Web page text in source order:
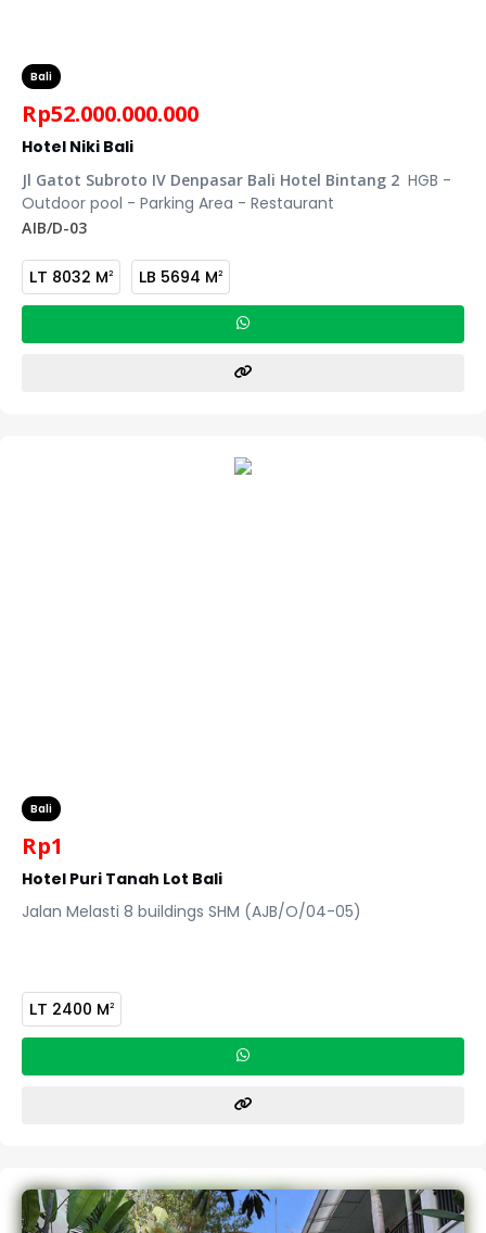
Bali
Rp52.000.000.000
Hotel Niki Bali
Jl Gatot Subroto IV Denpasar Bali Hotel Bintang 2 HGB -
Outdoor pool - Parking Area - Restaurant
AJB/D-03
LT 8032 M2 LB 5694 M2
Bali
Rp1
Hotel Puri Tanah Lot Bali
Jalan Melasti 8 buildings SHM (AJB/O/04-05)
LT 2400 M2